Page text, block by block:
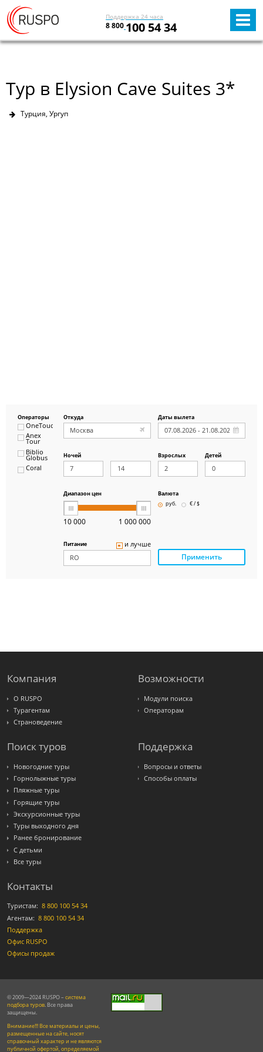
Поддержка 24 часа
8 800 100 54 34
Тур в Elysion Cave Suites 3*
Турция, Ургуп
Операторы
OneTouch&Travel
Anex
Tour
Biblio
Globus
Coral
Интурист
Откуда Даты вылета
Ночей Взрослых Детей
Диапазон цен
10 000 1 000 000
Валюта
руб.
€ / $
Питание и лучше
Применить
Компания
О RUSPO
Турагентам
Страноведение
Возможности
Модули поиска
Операторам
Поиск туров
Новогодние туры
Горнолыжные туры
Пляжные туры
Горящие туры
Экскурсионные туры
Туры выходного дня
Ранее бронирование
С детьми
Все туры
Поддержка
Вопросы и ответы
Способы оплаты
Контакты
Туристам: 8 800 100 54 34
Агентам: 8 800 100 54 34
Поддержка
Офис RUSPO
Офисы продаж
© 2009—2024 RUSPO – система
подбора туров. Все права
защищены.
Внимание!!! Все материалы и цены,
размещенные на сайте, носят
справочный характер и не являются
публичной офертой, определяемой